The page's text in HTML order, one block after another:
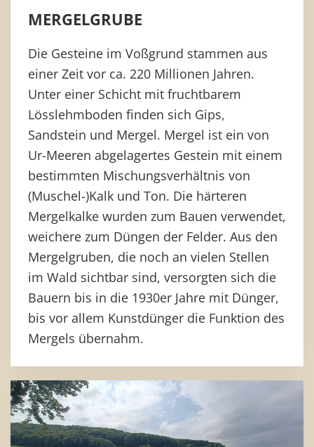
MERGELGRUBE
Die Gesteine im Voßgrund stammen aus
einer Zeit vor ca. 220 Millionen Jahren.
Unter einer Schicht mit fruchtbarem
Lösslehmboden finden sich Gips,
Sandstein und Mergel. Mergel ist ein von
Ur-Meeren abgelagertes Gestein mit einem
bestimmten Mischungsverhältnis von
(Muschel-)Kalk und Ton. Die härteren
Mergelkalke wurden zum Bauen verwendet,
weichere zum Düngen der Felder. Aus den
Mergelgruben, die noch an vielen Stellen
im Wald sichtbar sind, versorgten sich die
Bauern bis in die 1930er Jahre mit Dünger,
bis vor allem Kunstdünger die Funktion des
Mergels übernahm.